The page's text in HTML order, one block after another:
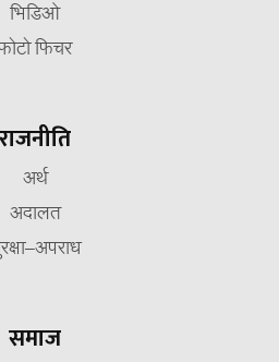
भिडिओ
फिचर
राजनीति
अर्थ
अदालत
समाज